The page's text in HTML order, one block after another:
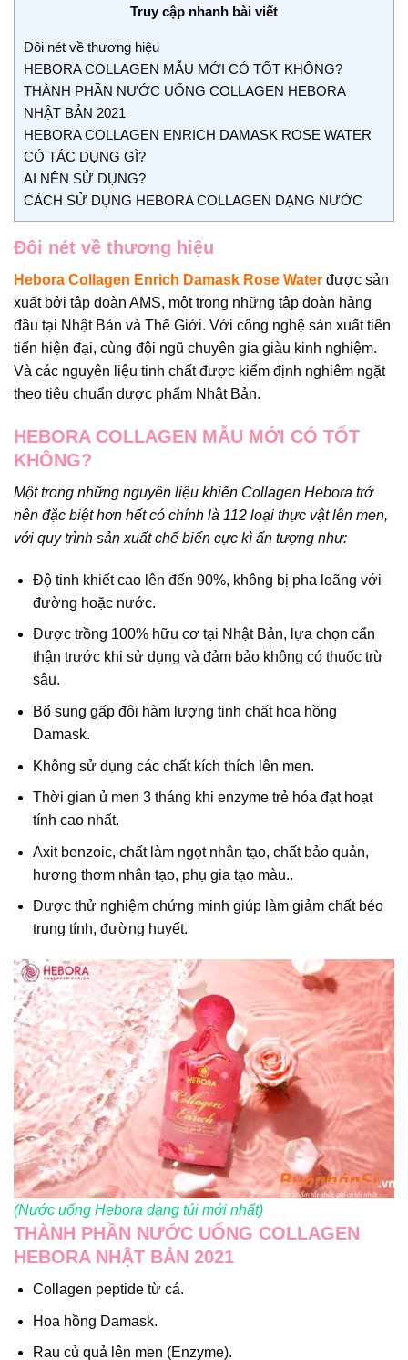
Truy cập nhanh bài viết
Đôi nét về thương hiệu
HEBORA COLLAGEN MẪU MỚI CÓ TỐT KHÔNG?
THÀNH PHẦN NƯỚC UỐNG COLLAGEN HEBORA
NHẬT BẢN 2021
HEBORA COLLAGEN ENRICH DAMASK ROSE WATER
CÓ TÁC DỤNG GÌ?
AI NÊN SỬ DỤNG?
CÁCH SỬ DỤNG HEBORA COLLAGEN DẠNG NƯỚC
Đôi nét về thương hiệu
Hebora Collagen Enrich Damask Rose Water được sản
xuất bởi tập đoàn AMS, một trong những tập đoàn hàng
đầu tại Nhật Bản và Thế Giới. Với công nghệ sản xuất tiên
tiến hiện đại, cùng đội ngũ chuyên gia giàu kinh nghiệm.
Và các nguyên liệu tinh chất được kiểm định nghiêm ngặt
theo tiêu chuẩn dược phẩm Nhật Bản.
HEBORA COLLAGEN MẪU MỚI CÓ TỐT
KHÔNG?
Một trong những nguyên liệu khiến Collagen Hebora trở
nên đặc biệt hơn hết có chính là 112 loại thực vật lên men,
với quy trình sản xuất chế biến cực kì ấn tượng như:
Độ tinh khiết cao lên đến 90%, không bị pha loãng với
đường hoặc nước.
Được trồng 100% hữu cơ tại Nhật Bản, lựa chọn cẩn
thận trước khi sử dụng và đảm bảo không có thuốc trừ
sâu.
Bổ sung gấp đôi hàm lượng tinh chất hoa hồng
Damask.
Không sử dụng các chất kích thích lên men.
Thời gian ủ men 3 tháng khi enzyme trẻ hóa đạt hoạt
tính cao nhất.
Axit benzoic, chất làm ngọt nhân tạo, chất bảo quản,
hương thơm nhân tạo, phụ gia tạo màu..
Được thử nghiệm chứng minh giúp làm giảm chất béo
trung tính, đường huyết.
(Nước uống Hebora dạng túi mới nhất)
THÀNH PHẦN NƯỚC UỐNG COLLAGEN
HEBORA NHẬT BẢN 2021
Collagen peptide từ cá.
Hoa hồng Damask.
Rau củ quả lên men (Enzyme).